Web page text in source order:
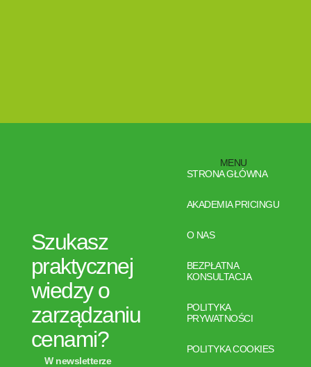
Szukasz
praktycznej
wiedzy o
zarządzaniu
cenami?
W newsletterze
MENU
STRONA GŁÓWNA
AKADEMIA PRICINGU
O NAS
BEZPŁATNA
KONSULTACJA
POLITYKA
PRYWATNOŚCI
POLITYKA COOKIES